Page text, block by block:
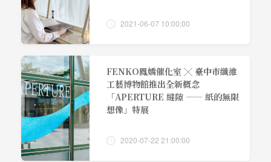
2021-06-07 10:00:00
FENKO鳳嬌催化室 ╳ 臺中市纖維
工藝博物館推出全新概念
「APERTURE 縫隙 —— 紙的無限
想像」特展
2020-07-22 21:00:00